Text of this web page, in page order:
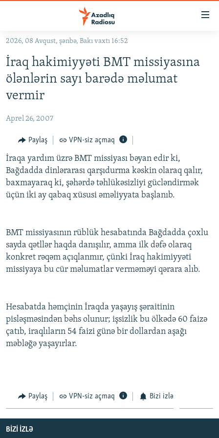
Əsas
qayıt
Əsas
qayıt
keç
#İZAHLA
KORRUPSIOMETR
FƏRQƏ BAX
QANUNI DOĞRU
ARAŞDIRMA
MULTIMEDIA
VIDEO
İNFOQRAFIKA
KARIKATURA
RADIO ARXIV
AZƏRBAYCAN ƏDƏBIYYATI KITABXANASI
İSLAM VƏ DEMOKRATIYA
İZ - MƏDƏNIYYƏT PROQRAMI
MISSIYAMIZ
PEŞƏ ETIKASI VƏ JURNALISTIKA STANDARTLARIMIZ
MATERIALLARIMIZDAN ISTIFADƏ
XƏBƏR BÜLLETENLƏRIMIZ
BIZI IZLƏ
2026, 08 Avqust, şənbə, Bakı vaxtı 16:52
İraq hakimiyyəti BMT missiyasına
ölənlərin sayı barədə məlumat
vermir
Aprel 26, 2007
Paylaş VPN-siz açmaq
İraqa yardım üzrə BMT missiyası bəyan edir ki,
Bağdadda dinlərarası qarşıdurma kəskin olaraq qalır,
baxmayaraq ki, şəhərdə təhlükəsizliyi gücləndirmək
üçün iki ay qabaq xüsusi əməliyyata başlanıb.
BMT missiyasının rüblük hesabatında Bağdadda çoxlu
sayda qətllər haqda danışılır, amma ilk dəfə olaraq
konkret rəqəm açıqlanmır, çünki İraq hakimiyyəti
missiyaya bu cür məlumatlar verməməyi qərara alıb.
Hesabatda həmçinin İraqda yaşayış şəraitinin
pisləşməsindən bəhs olunur; işsizlik bu ölkədə 60 faizə
çatıb, iraqlıların 54 faizi günə bir dollardan aşağı
məbləğə yaşayırlar.
Paylaş VPN-siz açmaq Bizi izlə
BIZI IZLƏ